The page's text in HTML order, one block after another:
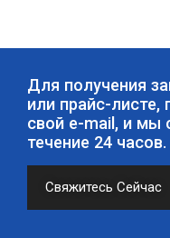
Для получения
или прайс-листе,
свой e-mail, и мы
течение 24 часов.
Свяжитесь Сейчас